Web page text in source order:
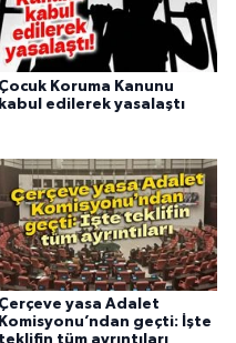
Çocuk Koruma Kanunu
kabul edilerek yasalaştı
Çerçeve yasa Adalet
Komisyonu’ndan geçti: İşte